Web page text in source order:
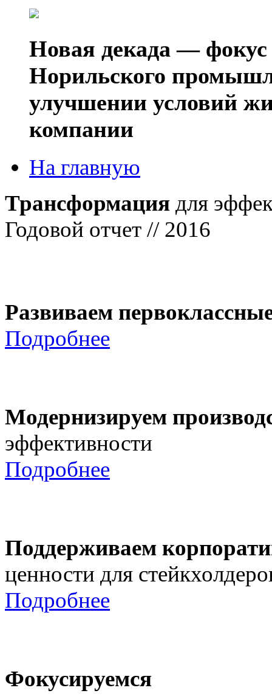
Новая декада — фокус
Норильского
улучшении условий
компании
На главную
Трансформация для
Годовой отчет // 2016
Развиваем
Подробнее
Модернизируем
эффективности
Подробнее
Поддерживаем
ценности для
Подробнее
Фокусируемся